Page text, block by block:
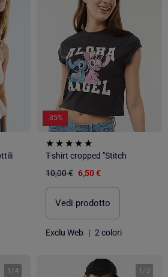
-35%
T-shirt cropped "Stitch
10,00 € 6,50 €
Vedi prodotto
Exclu Web | 2 colori
1 /4 1 / 3